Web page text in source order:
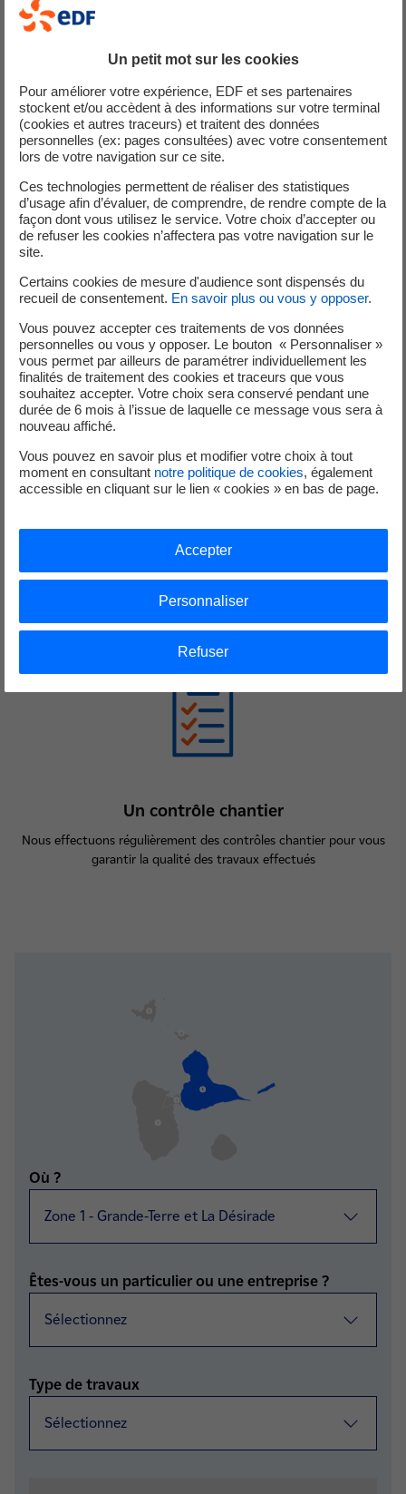
les professionnels qualifiés près de chez vous !
Un partenaire EDF qualifié
Nous vous proposons des professionnels qualifiés et certifiés RGE
(Reconnu Garant de l’Environnement)
Des matériaux de qualité
marché afin de vous garantir des gains durables
Un contrôle chantier
Nous effectuons régulièrement des contrôles chantier pour vous
garantir la qualité des travaux effectués
Critères de recherche sélectionnés
Où ?
Êtes-vous un particulier ou une entreprise ?
Type de travaux
Un petit mot sur les cookies
Pour améliorer votre expérience, EDF et ses partenaires
stockent et/ou accèdent à des informations sur votre terminal
(cookies et autres traceurs) et traitent des données
personnelles (ex: pages consultées) avec votre consentement
lors de votre navigation sur ce site.
Ces technologies permettent de réaliser des statistiques
d’usage afin d’évaluer, de comprendre, de rendre compte de la
façon dont vous utilisez le service. Votre choix d’accepter ou
de refuser les cookies n’affectera pas votre navigation sur le
site.
Certains cookies de mesure d'audience sont dispensés du
recueil de consentement. En savoir plus ou vous y opposer.
Vous pouvez accepter ces traitements de vos données
personnelles ou vous y opposer. Le bouton « Personnaliser »
vous permet par ailleurs de paramétrer individuellement les
finalités de traitement des cookies et traceurs que vous
souhaitez accepter. Votre choix sera conservé pendant une
durée de 6 mois à l’issue de laquelle ce message vous sera à
nouveau affiché.
Vous pouvez en savoir plus et modifier votre choix à tout
moment en consultant notre politique de cookies, également
accessible en cliquant sur le lien « cookies » en bas de page.
Refuser
Personnaliser
Accepter